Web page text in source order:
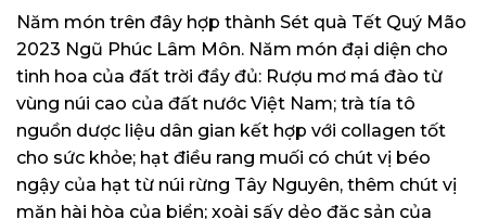
Năm món trên đây hợp thành Sét quà Tết Quý Mão
2023 Ngũ Phúc Lâm Môn. Năm món đại diện cho
tinh hoa của đất trời đầy đủ: Rượu mơ má đào từ
vùng núi cao của đất nước Việt Nam; trà tía tô
nguồn dược liệu dân gian kết hợp với collagen tốt
cho sức khỏe; hạt điều rang muối có chút vị béo
ngậy của hạt từ núi rừng Tây Nguyên, thêm chút vị
mặn hài hòa của biển; xoài sấy dẻo đặc sản của